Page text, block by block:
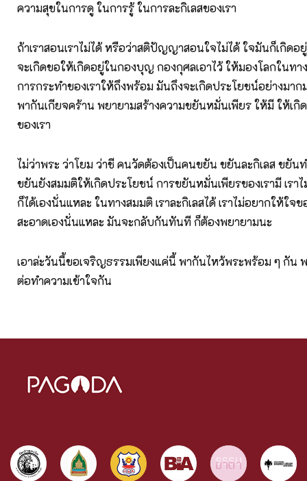
ความสุขในการดู ในการรู้ ในการละกิเลสของเรา
ถ้าเราสอนเราไม่ได้ หรือว่าสติปัญญาสอนใจไม่ได้ ใจมันก็เกิดอ
จะเกิดขอให้เกิดอยู่ในกองบุญ กองกุศลเอาไว้ ให้มองโลกในท
การกระทำของเราให้ถึงพร้อม มันถึงจะเกิดประโยชน์อย่างมา
พากันเกียจคร้าน พยายามสร้างความขยันหมั่นเพียร ให้มี ให้เ
ของเรา
ไม่ว่าพระ ว่าโยม ว่าชี คนวัดต้องเป็นคนขยัน ขยันละกิเลส ขยันท
ขยันยังสมมติให้เกิดประโยชน์ การขยันหมั่นเพียรของเรามี เรา
ก็ได้เองนั่นแหละ ในทางสมมติ เราละกิเลสได้ เราไม่อยากให้ใจข
สะอาดเองนั่นแหละ มันจะกลับกันทันที ก็ต้องพยายามนะ
เอาล่ะวันนี้ขอเจริญธรรมเพียงแค่นี้ พากันไหว้พระพร้อม ๆ กัน
ต่อทำความเข้าใจกัน